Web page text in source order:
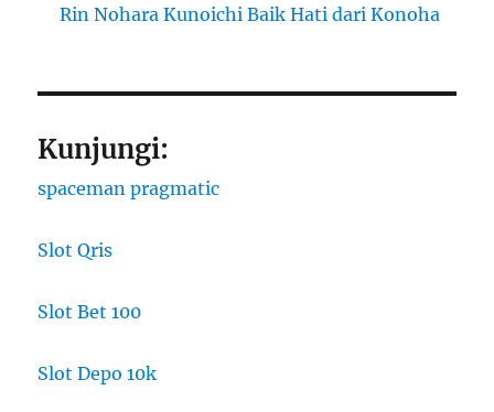
Rin Nohara Kunoichi Baik Hati dari Konoha
Kunjungi:
spaceman pragmatic
Slot Qris
Slot Bet 100
Slot Depo 10k